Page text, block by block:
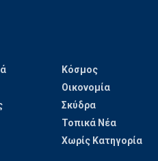
Κόσμος
Οικονομία
Σκύδρα
Τοπικά Νέα
Χωρίς Κατηγορία